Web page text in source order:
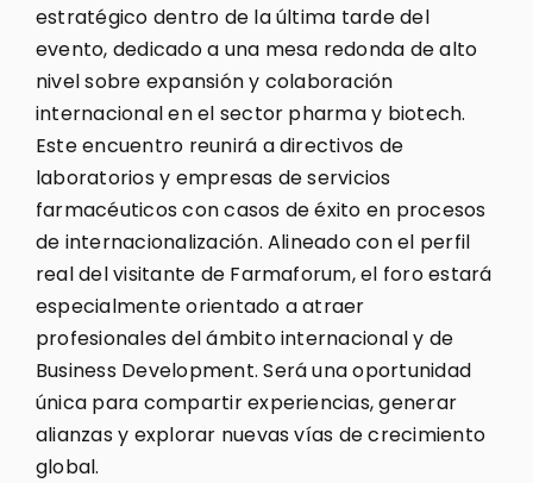
estratégico dentro de la última tarde del
evento, dedicado a una mesa redonda de alto
nivel sobre expansión y colaboración
internacional en el sector pharma y biotech.
Este encuentro reunirá a directivos de
laboratorios y empresas de servicios
farmacéuticos con casos de éxito en procesos
de internacionalización. Alineado con el perfil
real del visitante de Farmaforum, el foro estará
especialmente orientado a atraer
profesionales del ámbito internacional y de
Business Development. Será una oportunidad
única para compartir experiencias, generar
alianzas y explorar nuevas vías de crecimiento
global.